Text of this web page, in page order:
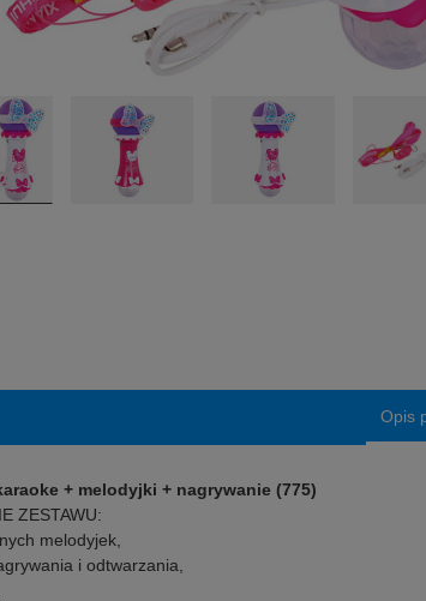
Opis
+ melodyjki + nagrywanie (775)
ZESTAWU:
melodyjek,
i odtwarzania,